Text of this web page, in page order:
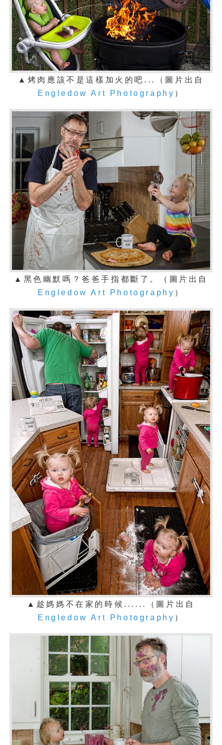
▲烤肉應該不是這樣加火的吧...（圖片出自
Engledow Art Photography ）
▲黑色幽默嗎？爸爸手指都斷了。（圖片出自
Engledow Art Photography ）
▲趁媽媽不在家的時候......（圖片出自
Engledow Art Photography ）